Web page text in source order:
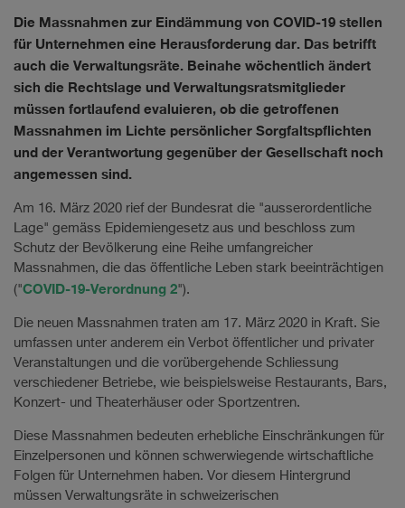
Die Massnahmen zur Eindämmung von COVID-19 stellen
für Unternehmen eine Herausforderung dar. Das betrifft
auch die Verwaltungsräte. Beinahe wöchentlich ändert
sich die Rechtslage und Verwaltungsratsmitglieder
müssen fortlaufend evaluieren, ob die getroffenen
Massnahmen im Lichte persönlicher Sorgfaltspflichten
und der Verantwortung gegenüber der Gesellschaft noch
angemessen sind.
Am 16. März 2020 rief der Bundesrat die "ausserordentliche
Lage" gemäss Epidemiengesetz aus und beschloss zum
Schutz der Bevölkerung eine Reihe umfangreicher
Massnahmen, die das öffentliche Leben stark beeinträchtigen
("COVID-19-Verordnung 2").
Die neuen Massnahmen traten am 17. März 2020 in Kraft. Sie
umfassen unter anderem ein Verbot öffentlicher und privater
Veranstaltungen und die vorübergehende Schliessung
verschiedener Betriebe, wie beispielsweise Restaurants, Bars,
Konzert- und Theaterhäuser oder Sportzentren.
Diese Massnahmen bedeuten erhebliche Einschränkungen für
Einzelpersonen und können schwerwiegende wirtschaftliche
Folgen für Unternehmen haben. Vor diesem Hintergrund
müssen Verwaltungsräte in schweizerischen